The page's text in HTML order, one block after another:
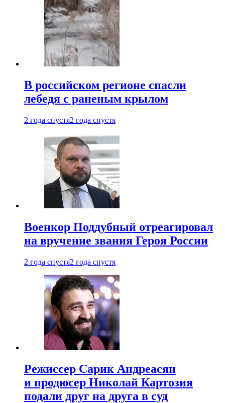
В российском регионе спасли
лебедя с раненым крылом
2 года спустя2 года спустя
Военкор Поддубный отреагировал
на вручение звания Героя России
2 года спустя2 года спустя
Режиссер Сарик Андреасян
и продюсер Николай Картозия
подали друг на друга в суд